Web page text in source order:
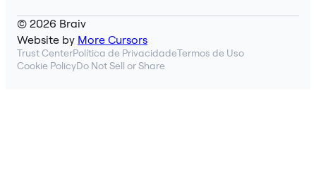
© 2026 Braiv
Website by More Cursors
Trust CenterPolítica de PrivacidadeTermos de Uso
Cookie PolicyDo Not Sell or Share